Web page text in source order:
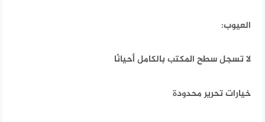
العيوب:
لا تسجل سطح المكتب بالكامل أحيانًا
خيارات تحرير محدودة